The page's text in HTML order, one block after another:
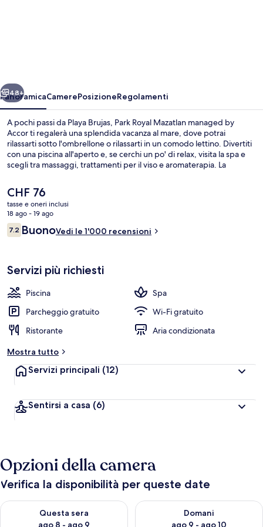
Accor
Avanti
48+
PanoramicaCamerePosizioneRegolamenti
A pochi passi da Playa Brujas, Park Royal Mazatlan managed by
Accor ti regalerà una splendida vacanza al mare, dove potrai
rilassarti sotto l'ombrellone o rilassarti in un comodo lettino. Divertiti
con una piscina all'aperto e, se cerchi un po' di relax, visita la spa e
scegli tra massaggi, trattamenti per il viso e aromaterapia. La
e la cena. Gli altri punti di forza della struttura includono un
bar/lounge, una palestra e una sauna.
Il
prezzo
attuale
è
CHF 76
CHF 76
tasse e oneri inclusi
18 ago - 19 ago
Recensioni
7.27.2 su 10
BuonoVedi le 1'000 recensioni
Servizi più richiesti
Piscina
Spa
Parcheggio gratuito
Wi-Fi gratuito
Ristorante
Aria condizionata
Mostra tutto
Servizi principali (12)
Sentirsi a casa (6)
Opzioni della camera
Verifica la disponibilità per queste date
Questa sera
ago 8 - ago 9
Verifica la disponibilità per questa sera, ago 8 - ago 9
Domani
ago 9 - ago 10
Verifica la disponibilità per